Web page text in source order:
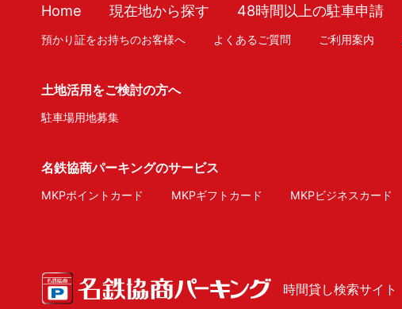
Home 現在地から探す 48時間以上の駐車申請
預かり証をお持ちのお客様へ よくあるご質問 ご利用案内
土地活用をご検討の方へ
駐車場用地募集
名鉄協商パーキングのサービス
MKPポイントカード MKPギフトカード MKPビジネスカード
時間貸し検索サイト